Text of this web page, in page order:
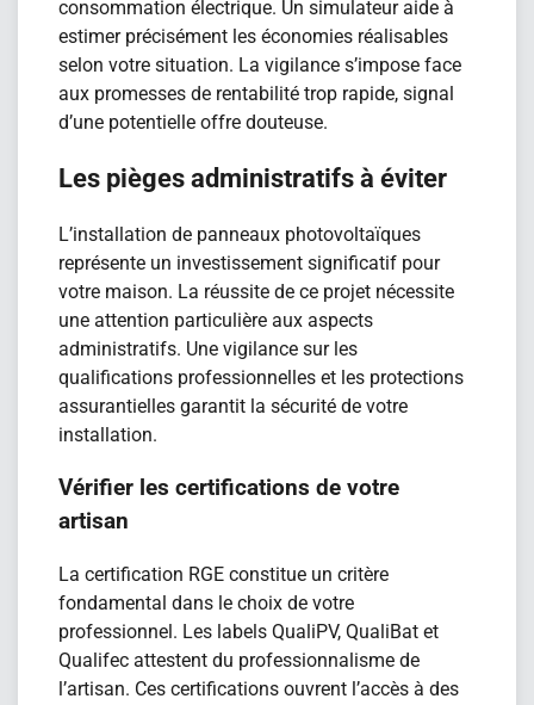
consommation électrique. Un simulateur aide à
estimer précisément les économies réalisables
selon votre situation. La vigilance s’impose face
aux promesses de rentabilité trop rapide, signal
d’une potentielle offre douteuse.
Les pièges administratifs à éviter
L’installation de panneaux photovoltaïques
représente un investissement significatif pour
votre maison. La réussite de ce projet nécessite
une attention particulière aux aspects
administratifs. Une vigilance sur les
qualifications professionnelles et les protections
assurantielles garantit la sécurité de votre
installation.
Vérifier les certifications de votre
artisan
La certification RGE constitue un critère
fondamental dans le choix de votre
professionnel. Les labels QualiPV, QualiBat et
Qualifec attestent du professionnalisme de
l’artisan. Ces certifications ouvrent l’accès à des